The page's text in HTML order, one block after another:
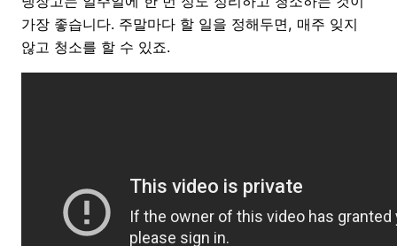
가장 좋습니다. 주말마다 할 일을 정해두면, 매주 잊지
않고 청소를 할 수 있죠.